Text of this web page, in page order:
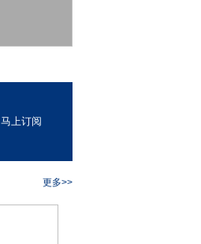
马上订阅
更多>>